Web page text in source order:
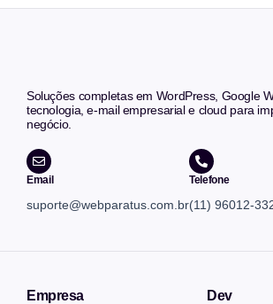
Soluções completas em WordPress, Google
tecnologia, e-mail empresarial e cloud para
negócio.
Email
suporte@webparatus.com.br
Telefone
(11) 96012-
Empresa Dev